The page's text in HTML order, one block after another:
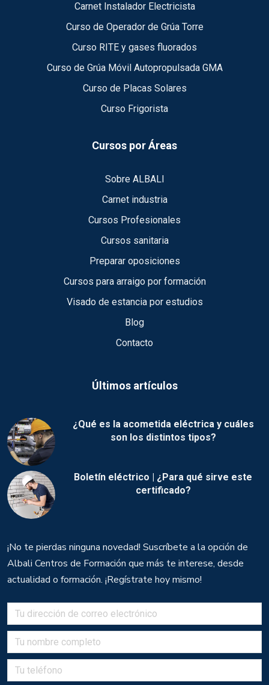
Carnet Instalador Electricista
Curso de Operador de Grúa Torre
Curso RITE y gases fluorados
Curso de Grúa Móvil Autopropulsada GMA
Curso de Placas Solares
Curso Frigorista
Cursos por Áreas
Sobre ALBALI
Carnet industria
Cursos Profesionales
Cursos sanitaria
Preparar oposiciones
Cursos para arraigo por formación
Visado de estancia por estudios
Blog
Contacto
Últimos artículos
¿Qué es la acometida eléctrica y cuáles
son los distintos tipos?
Boletín eléctrico | ¿Para qué sirve este
certificado?
¡No te pierdas ninguna novedad! Suscríbete a la opción de
Albali Centros de Formación que más te interese, desde
actualidad o formación. ¡Regístrate hoy mismo!